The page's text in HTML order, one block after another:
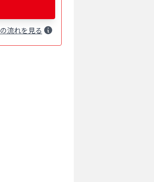
の流れを見る